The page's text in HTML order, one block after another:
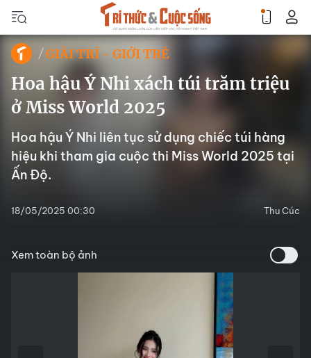
GIẢI TRÍ - GIỚI TRẺ
Hoa hậu Ý Nhi xách túi trăm triệu
ở Miss World 2025
Hoa hậu Ý Nhi liên tục sử dụng chiếc túi hàng
hiệu khi tham gia cuộc thi Miss World 2025 tại
Ấn Độ.
18/05/2025 00:30 Thu Cúc
Xem toàn bộ ảnh